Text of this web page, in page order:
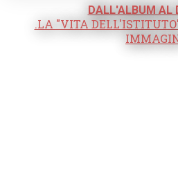
DALL'ALBUM AL
.LA "VITA